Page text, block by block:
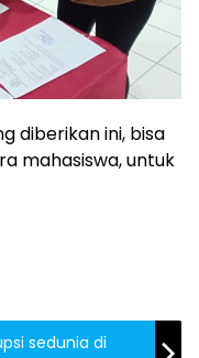
diberikan ini, bisa
mahasiswa, untuk
sedunia di